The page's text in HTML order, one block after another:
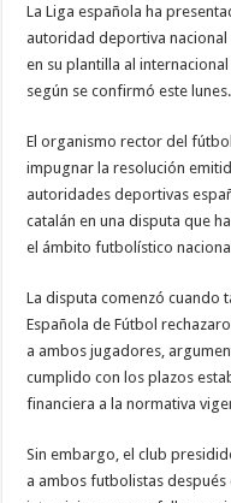
La Liga española ha
autoridad deportiva nacional
en su plantilla al
según se confirmó este lunes.
El organismo rector del
impugnar la resolución
autoridades deportivas
catalán en una disputa que
el ámbito futbolístico
La disputa comenzó cuando
Española de Fútbol
a ambos jugadores,
cumplido con los plazos
financiera a la normativa
Sin embargo, el club
a ambos futbolistas